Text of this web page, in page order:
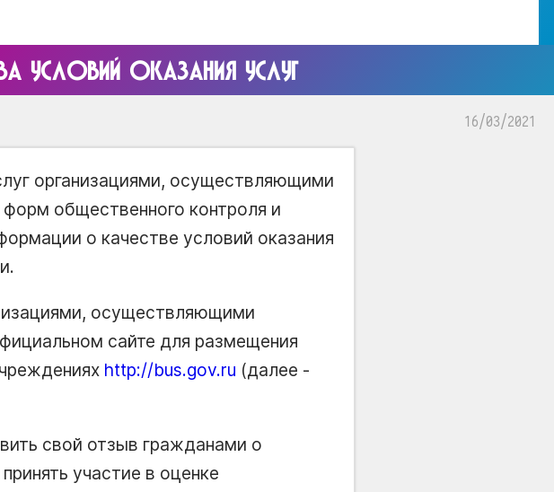
УСЛОВИЙ ОКАЗАНИЯ УСЛУГ
16/03/2021
организациями, осуществляющими
общественного контроля и
о качестве условий оказания
осуществляющими
сайте для размещения
http://bus.gov.ru (далее -
свой отзыв гражданами о
участие в оценке